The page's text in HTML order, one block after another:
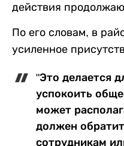
действия
По его словам, в
усиленное
"Это делается
успокоить
может
должен
сотрудникам